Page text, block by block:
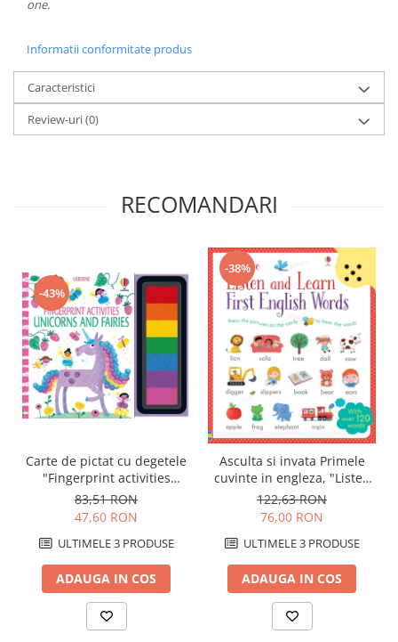
one.
Informatii conformitate produs
Caracteristici
Review-uri(0)
RECOMANDARI
-43%
Carte de pictat cu degetele
"Fingerprint activities
Unicorns and Fairies",
Usborne
83,51 RON
47,60 RON
ULTIMELE 3 PRODUSE
ADAUGA IN COS
-38%
Asculta si invata Primele
cuvinte in engleza, "Listen
and Learn First English
Words", Usborne
122,63 RON
76,00 RON
ULTIMELE 3 PRODUSE
ADAUGA IN COS